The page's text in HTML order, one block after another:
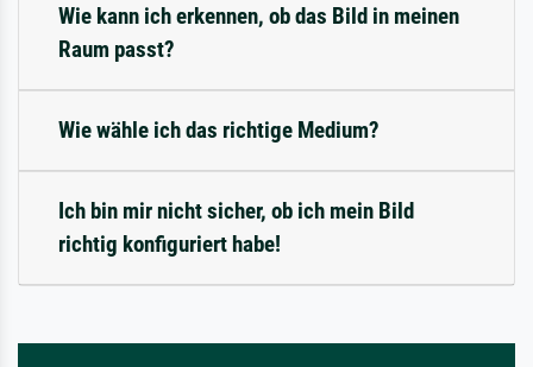
Wie kann ich erkennen, ob das Bild in meinen
Raum passt?
Wie wähle ich das richtige Medium?
Ich bin mir nicht sicher, ob ich mein Bild
richtig konfiguriert habe!